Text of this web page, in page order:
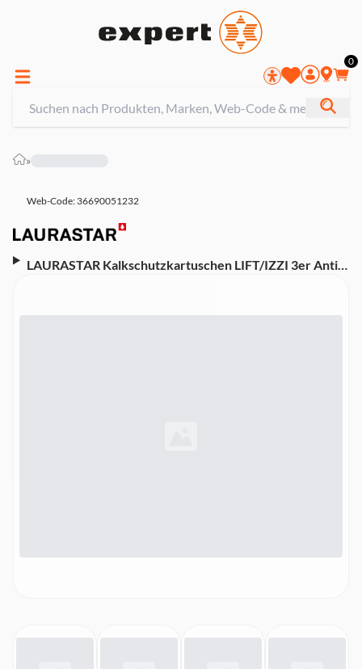
0
»
Web-Code: 36690051232
LAURASTAR Kalkschutzkartuschen LIFT/IZZI 3er Anti-